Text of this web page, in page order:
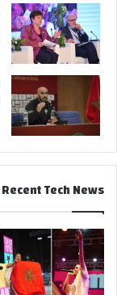
Recent Tech News